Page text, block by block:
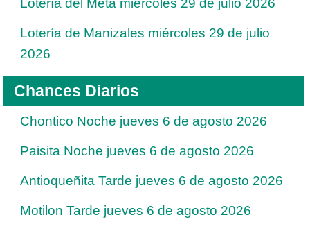
Lotería del Meta miércoles 29 de julio 2026
Lotería de Manizales miércoles 29 de julio
2026
Chances Diarios
Chontico Noche jueves 6 de agosto 2026
Paisita Noche jueves 6 de agosto 2026
Antioqueñita Tarde jueves 6 de agosto 2026
Motilon Tarde jueves 6 de agosto 2026